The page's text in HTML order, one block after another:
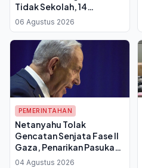
Tidak Sekolah, 14
Kelurahan Belum Punya
PKBM
06 Agustus 2026
PEMERINTAHAN
Netanyahu Tolak
Gencatan Senjata Fase II
Gaza, Penarikan Pasukan
Israel Batal Dilakukan
04 Agustus 2026